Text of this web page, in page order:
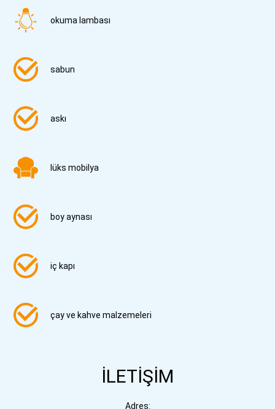
okuma lambası
sabun
askı
lüks mobilya
boy aynası
iç kapı
çay ve kahve malzemeleri
İLETİŞİM
Adres: